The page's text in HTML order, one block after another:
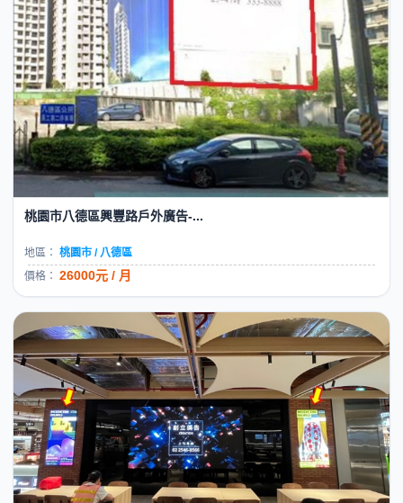
桃園市八德區興豐路戶外廣告-...
地區： 桃園市 / 八德區
價格： 26000元 / 月